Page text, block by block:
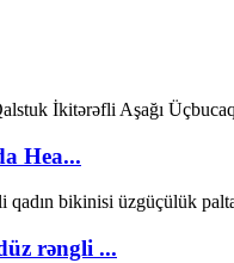
Hea...
rəngli ...